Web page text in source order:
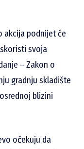
akcija podnijet će
svoja
– Zakon o
gradnju skladište
blizini
očekuju da